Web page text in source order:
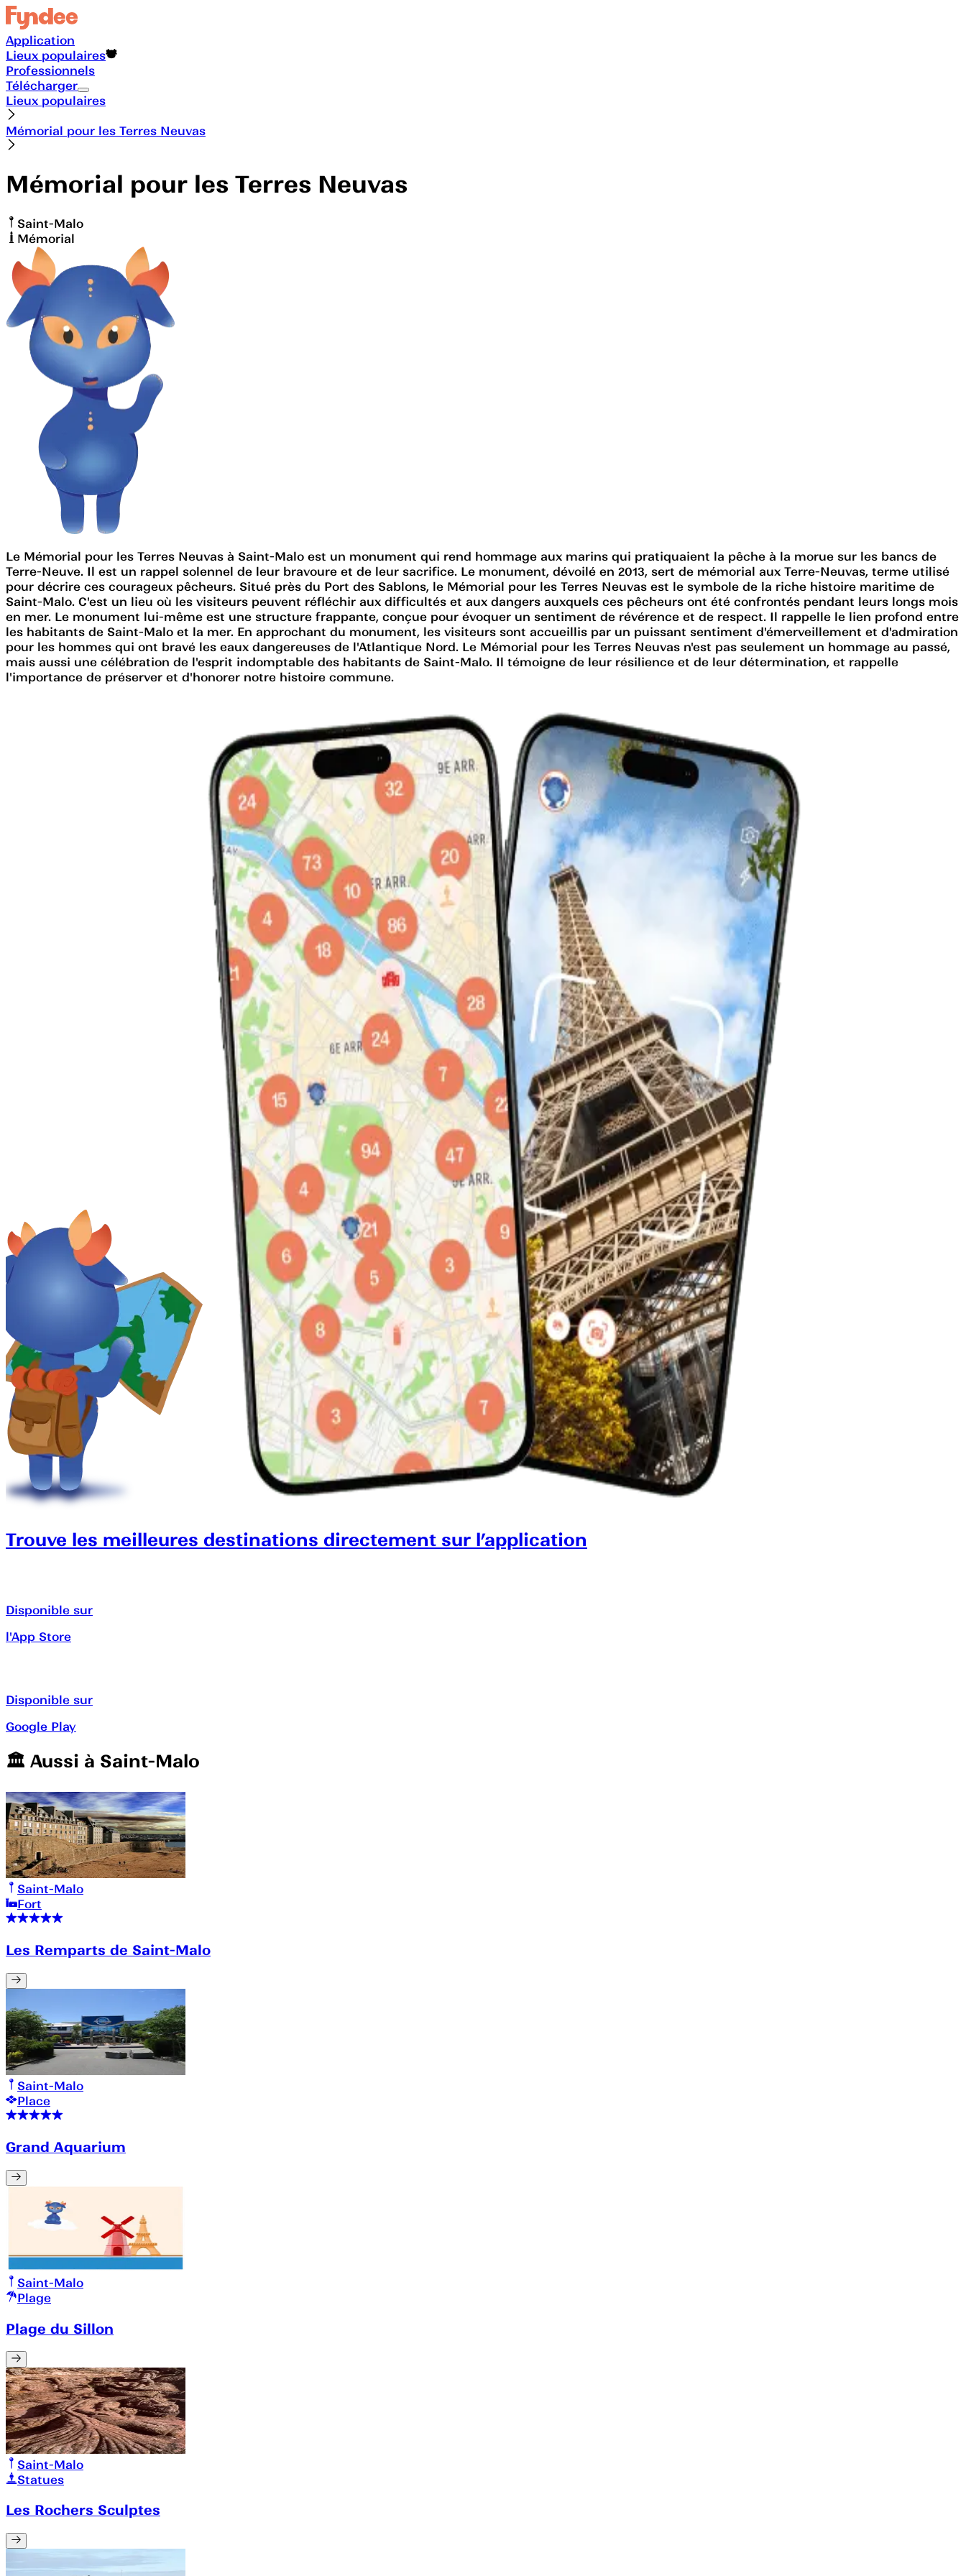
Application
Lieux populaires
Professionnels
Télécharger
Lieux populaires
Mémorial pour les Terres Neuvas
Mémorial pour les Terres Neuvas
Saint-Malo
Mémorial
Le Mémorial pour les Terres Neuvas à Saint-Malo est un monument qui rend hommage aux marins qui pratiquaient la pêche à la morue sur les bancs de
Terre-Neuve. Il est un rappel solennel de leur bravoure et de leur sacrifice. Le monument, dévoilé en 2013, sert de mémorial aux Terre-Neuvas, terme utilisé
pour décrire ces courageux pêcheurs. Situé près du Port des Sablons, le Mémorial pour les Terres Neuvas est le symbole de la riche histoire maritime de
Saint-Malo. C'est un lieu où les visiteurs peuvent réfléchir aux difficultés et aux dangers auxquels ces pêcheurs ont été confrontés pendant leurs longs mois
en mer. Le monument lui-même est une structure frappante, conçue pour évoquer un sentiment de révérence et de respect. Il rappelle le lien profond entre
les habitants de Saint-Malo et la mer. En approchant du monument, les visiteurs sont accueillis par un puissant sentiment d'émerveillement et d'admiration
pour les hommes qui ont bravé les eaux dangereuses de l'Atlantique Nord. Le Mémorial pour les Terres Neuvas n'est pas seulement un hommage au passé,
mais aussi une célébration de l'esprit indomptable des habitants de Saint-Malo. Il témoigne de leur résilience et de leur détermination, et rappelle
l'importance de préserver et d'honorer notre histoire commune.
Trouve les meilleures destinations directement sur l’application
Disponible sur
l'App Store
Disponible sur
Google Play
🏛️️ Aussi à Saint-Malo
Saint-Malo
Fort
Les Remparts de Saint-Malo
Saint-Malo
Place
Grand Aquarium
Saint-Malo
Plage
Plage du Sillon
Saint-Malo
Statues
Les Rochers Sculptes